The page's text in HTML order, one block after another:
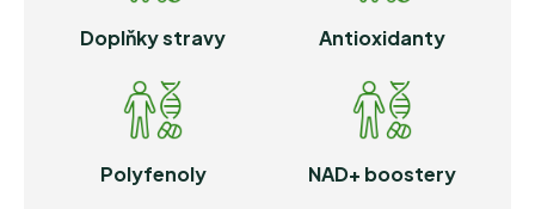
Doplňky stravy Antioxidanty
Polyfenoly NAD+ boostery